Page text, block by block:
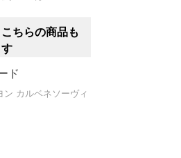
ちらの商品も
ド
ン カルベネソーヴィ